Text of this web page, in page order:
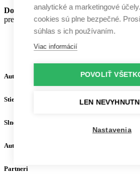
Dodatočné zľavy
pre zákazníkov HORNET®
Autosupport
Stierače
Slnečné clony
Autodoplnky
Partneri
analytické a marketingové
cookies sú plne bezpečné.
súhlas s ich používaním.
Viac informácií
POVOLIŤ
LEN
Nastavenia